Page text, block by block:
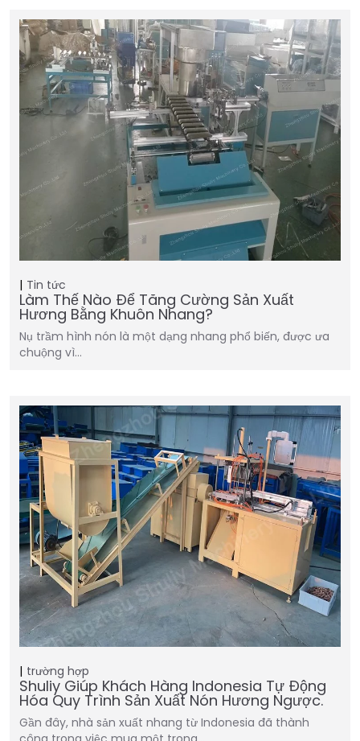
Tin tức
Làm Thế Nào Để Tăng Cường Sản Xuất
Hương Bằng Khuôn Nhang?
Nụ trầm hình nón là một dạng nhang phổ biến, được ưa
chuộng vì…
trường hợp
Shuliy Giúp Khách Hàng Indonesia Tự Động
Hóa Quy Trình Sản Xuất Nón Hương Ngược.
Gần đây, nhà sản xuất nhang từ Indonesia đã thành